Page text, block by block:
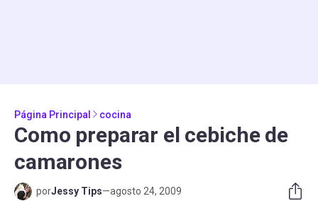
Página Principal cocina
Como preparar el cebiche de
camarones
porJessy Tips—agosto 24, 2009